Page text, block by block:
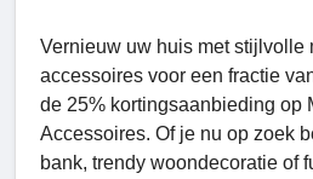
Vernieuw uw huis met stijlvolle
accessoires voor een fractie
de 25% kortingsaanbieding op
Accessoires. Of je nu op zoek
bank, trendy woondecoratie of